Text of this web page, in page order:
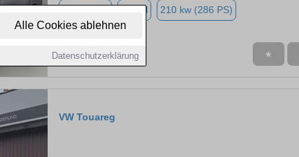
Alle Cookies ablehnen
Datenschutzerklärung
Diesel 210 kw (286 PS)
★
VW Touareg